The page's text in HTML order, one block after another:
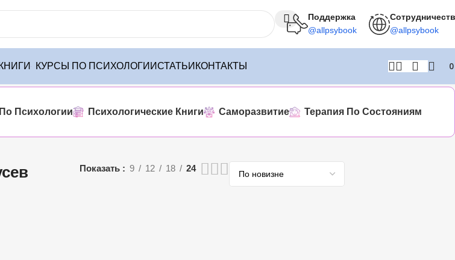
Поддержка
@allpsybook @allpsybook
КУРСЫ ПО ПСИХОЛОГИИСТАТЬИ КОНТАКТЫ
Психологии Психологические Книги Саморазвитие Терапия По Состояниям
Показать 9 12 18 24